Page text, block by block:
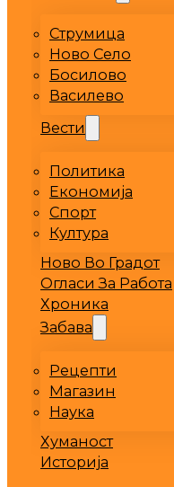
Струмица
Ново Село
Босилово
Василево
Вести
Политика
Економија
Спорт
Култура
Ново Во Градот
Огласи За Работа
Хроника
Забава
Рецепти
Магазин
Наука
Хуманост
Историја